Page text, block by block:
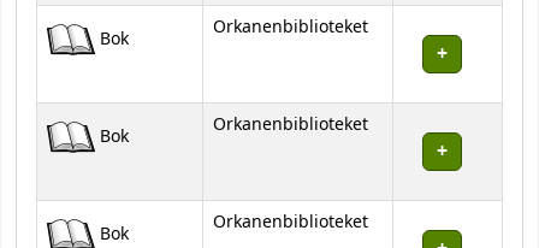
Bok Orkanenbiblioteket
Bok Orkanenbiblioteket
Bok Orkanenbiblioteket